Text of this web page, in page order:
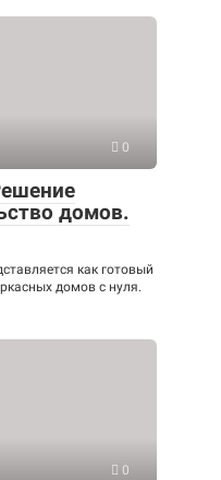
0
домов.
как готовый
домов с нуля.
0